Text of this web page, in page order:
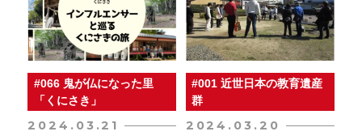
#066 鬼が仏になった里
「くにさき」
2024.03.21
#001 近世日本の教育遺産
群
2024.03.20